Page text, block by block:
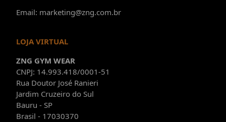
Email: marketing@zng.com.br
LOJA VIRTUAL
ZNG GYM WEAR
CNPJ: 14.993.418/0001-51
Rua Doutor José Ranieri
Jardim Cruzeiro do Sul
Bauru - SP
Brasil - 17030370